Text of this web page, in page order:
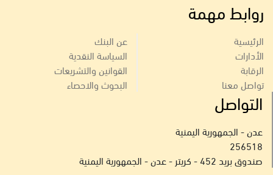
روابط مهمة
الرئيسية
الأدارات
الرقابة
تواصل معنا
عن البنك
السياسة النقدية
القوانين والتشريعات
البحوث والاحصاء
التواصل
عدن - الجمهورية اليمنية
256518
صندوق بريد 452 - كريتر - عدن - الجمهورية اليمنية